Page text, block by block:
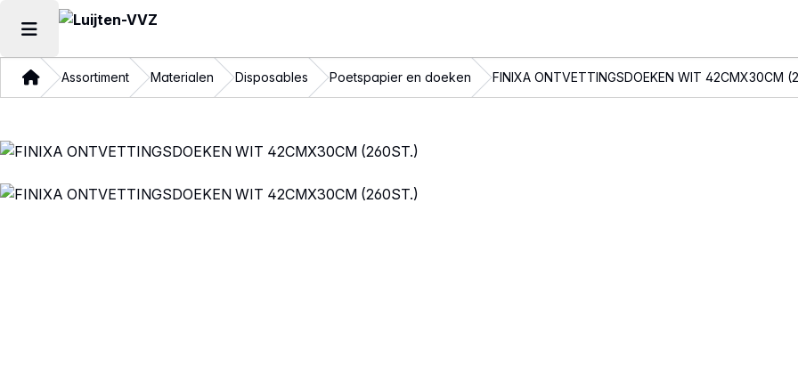
Hoofdmenu openen
ThuisAssortiment Materialen Disposables Poetspapier en doeken FINIXA ONTVETTINGSDOEKEN WIT 42CMX30CM